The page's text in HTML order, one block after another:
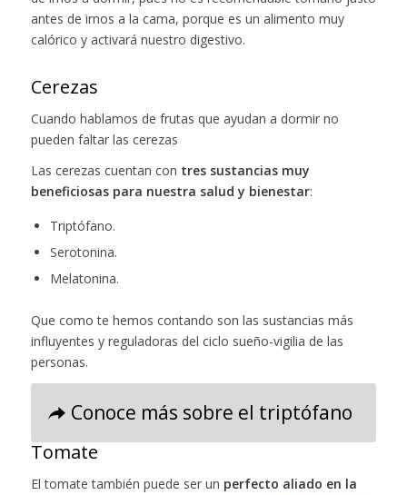
antes de irnos a la cama, porque es un alimento muy
calórico y activará nuestro digestivo.
Cerezas
Cuando hablamos de frutas que ayudan a dormir no
pueden faltar las cerezas
Las cerezas cuentan con tres sustancias muy
beneficiosas para nuestra salud y bienestar:
Triptófano.
Serotonina.
Melatonina.
Que como te hemos contando son las sustancias más
influyentes y reguladoras del ciclo sueño-vigilia de las
personas.
Conoce más sobre el triptófano
Tomate
El tomate también puede ser un perfecto aliado en la